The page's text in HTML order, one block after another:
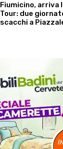
Fiumicino, arriva
Tour: due
scacchi a